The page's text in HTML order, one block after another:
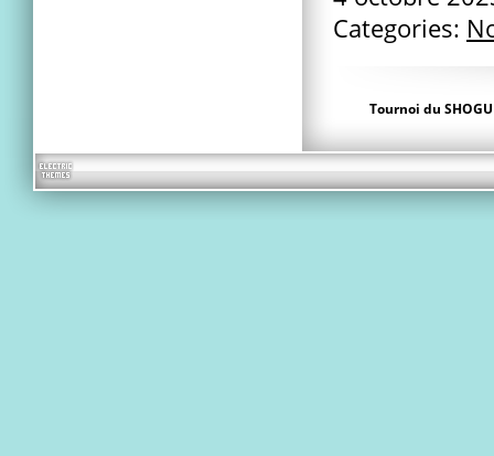
Categories:
Tournoi du